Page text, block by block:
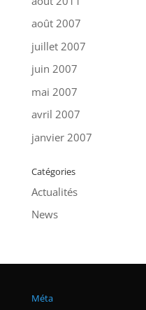
août 2007
juillet 2007
juin 2007
mai 2007
avril 2007
janvier 2007
Catégories
Actualités
News
Méta